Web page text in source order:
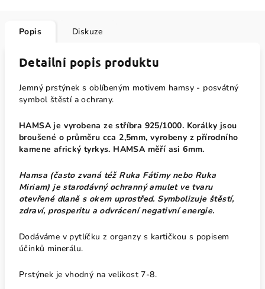
Popis Diskuze
Detailní popis produktu
Jemný prstýnek s oblíbeným motivem hamsy - posvátný
symbol štěstí a ochrany.
HAMSA je vyrobena ze stříbra 925/1000. Korálky jsou
broušené o průměru cca 2,5mm, vyrobeny z přírodního
kamene africký tyrkys. HAMSA měří asi 6mm.
Hamsa (často zvaná též Ruka Fátimy nebo Ruka
Miriam) je starodávný ochranný amulet ve tvaru
otevřené dlaně s okem uprostřed. Symbolizuje štěstí,
zdraví, prosperitu a odvrácení negativní energie.
Dodáváme v pytlíčku z organzy s kartičkou s popisem
účinků minerálu.
Prstýnek je vhodný na velikost 7-8.